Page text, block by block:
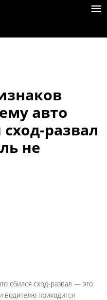
авто
развал
не
сбился сход-развал — это
водителю приходится